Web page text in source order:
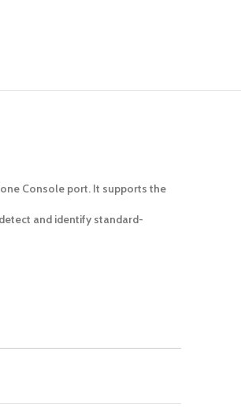
Console port. It supports the
and identify standard-